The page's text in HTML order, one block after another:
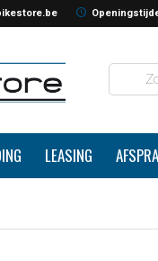
LEASING